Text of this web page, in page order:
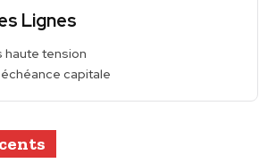
Lignes
haute tension
capitale